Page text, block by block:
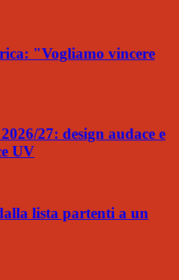
"Vogliamo vincere
27: design audace e
UV
lista partenti a un